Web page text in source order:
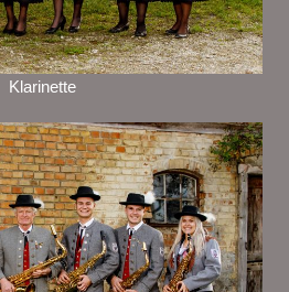
Klarinette